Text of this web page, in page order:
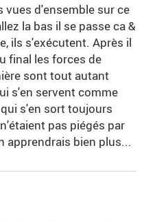
vues d'ensemble sur ce
la bas il se passe ca &
ils s'exécutent. Après il
final les forces de
sont tout autant
s'en servent comme
s'en sort toujours
pas piégés par
apprendrais bien plus...